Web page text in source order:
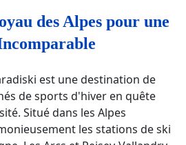
des Alpes pour une
est une destination de
de sports d'hiver en quête
Situé dans les Alpes
les stations de ski